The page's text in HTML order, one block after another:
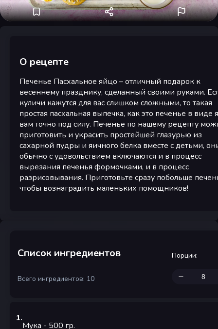
О рецепте
Печенье Пасхальное яйцо – отличный подарок к
весеннему празднику, сделанный своими руками.
куличи кажутся для вас слишком сложными, то такая
простая пасхальная выпечка, как это печенье в виде
вам точно под силу. Печенье по нашему рецепту
приготовить и украсить простейшей глазурью из
сахарной пудры и яичного белка вместе с детьми,
обычно с удовольствием включаются и в процесс
вырезания печенья формочками, и в процесс
разрисовывания. Приготовьте сразу побольше
чтобы вознаградить маленьких помощников!
Список ингредиентов
Всего ингредиентов: 10
Порции:
1.
Мука - 500 гр.